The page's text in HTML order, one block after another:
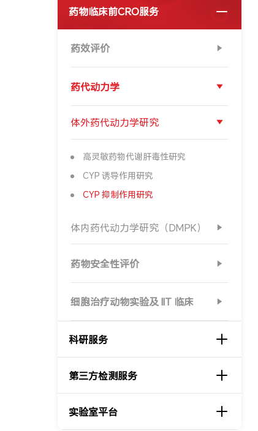
药物临床前CRO服务
药效评价
药代动力学
体外药代动力学研究
高灵敏药物代谢肝毒性研究
CYP 诱导作用研究
CYP 抑制作用研究
体内药代动力学研究（DMPK）
药物安全性评价
细胞治疗动物实验及 IIT 临床
科研服务
第三方检测服务
实验室平台